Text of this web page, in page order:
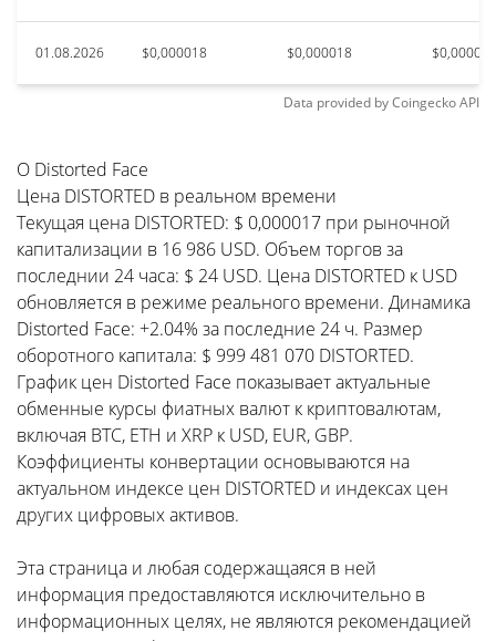
01.08.2026 $0,000018 $0,000018 $0,000018
Data provided byCoingeckoAPI
О Distorted Face
Цена DISTORTED в реальном времени
Текущая цена DISTORTED: $ 0,000017 при рыночной
капитализации в 16 986 USD. Объем торгов за
последнии 24 часа: $ 24 USD. Цена DISTORTED к USD
обновляется в режиме реального времени. Динамика
Distorted Face: +2.04% за последние 24 ч. Размер
оборотного капитала: $ 999 481 070 DISTORTED.
График цен Distorted Face показывает актуальные
обменные курсы фиатных валют к криптовалютам,
включая BTC, ETH и XRP к USD, EUR, GBP.
Коэффициенты конвертации основываются на
актуальном индексе цен DISTORTED и индексах цен
других цифровых активов.
Эта страница и любая содержащаяся в ней
информация предоставляются исключительно в
информационных целях, не являются рекомендацией